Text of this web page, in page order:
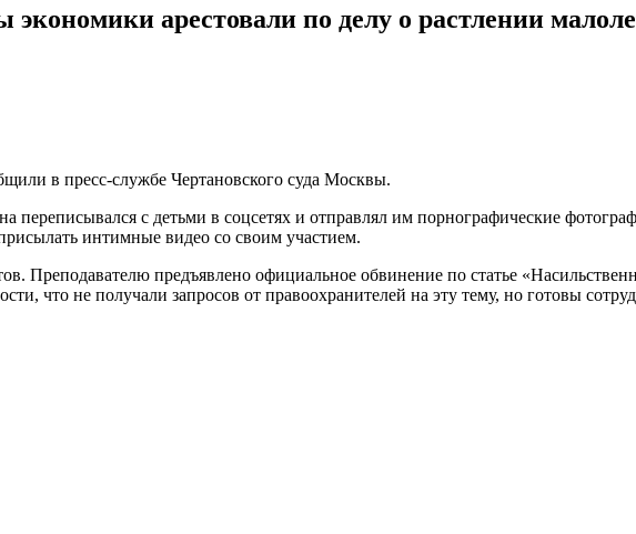
арестовали по делу о растлении
в пресс-службе Чертановского суда Москвы.
с детьми в соцсетях и отправлял им порнографические
интимные видео со своим участием.
Преподавателю предъявлено официальное обвинение по статье
что не получали запросов от правоохранителей на эту тему, но готовы